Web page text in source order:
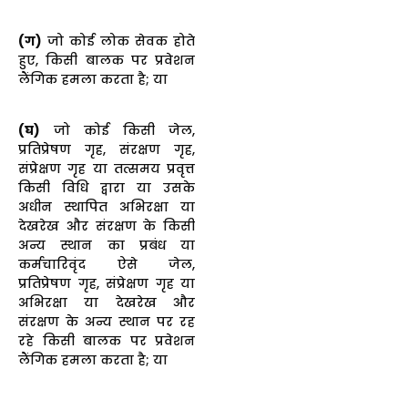
(ग) जो कोई लोक सेवक होते
हुए, किसी बालक पर प्रवेशन
लैंगिक हमला करता है; या
(घ) जो कोई किसी जेल,
प्रतिप्रेषण गृह, संरक्षण गृह,
संप्रेक्षण गृह या तत्समय प्रवृत्त
किसी विधि द्वारा या उसके
अधीन स्थापित अभिरक्षा या
देखरेख और संरक्षण के किसी
अन्य स्थान का प्रबंध या
कर्मचारिवृंद ऐसे जेल,
प्रतिप्रेषण गृह, संप्रेक्षण गृह या
अभिरक्षा या देखरेख और
संरक्षण के अन्य स्थान पर रह
रहे किसी बालक पर प्रवेशन
लैंगिक हमला करता है; या